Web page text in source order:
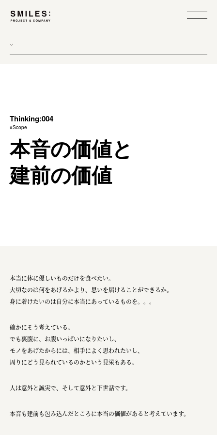
scope
process
team management
method
Thinking:004
#Scope
本音の価値と
建前の価値
本当に体に優しいものだけを食べたい。
大切なのは何をあげるかより、思いを届けることができるか。
身に着けたいのは自分に本当にあっているものを。。。
確かにそう考えている。
でも裏腹に、お腹いっぱいになりたいし、
モノをあげたからには、相手によく思われたいし、
周りにどう見られているのかという見栄もある。
人は意外と誠実で、そして意外と下世話です。
本音も建前も包み込んだところに本当の価値があると考えています。